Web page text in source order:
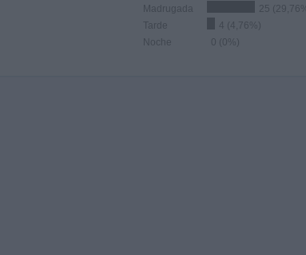
Madrugada
25
Tarde
4 (4,76%)
Noche
0 (0%)